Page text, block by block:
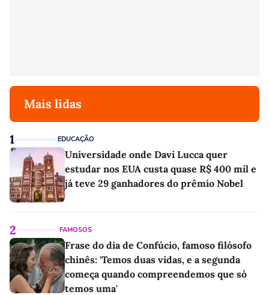
Mais lidas
1 EDUCAÇÃO
Universidade onde Davi Lucca quer
estudar nos EUA custa quase R$ 400 mil e
já teve 29 ganhadores do prêmio Nobel
2 FAMOSOS
Frase do dia de Confúcio, famoso filósofo
chinês: 'Temos duas vidas, e a segunda
começa quando compreendemos que só
temos uma'